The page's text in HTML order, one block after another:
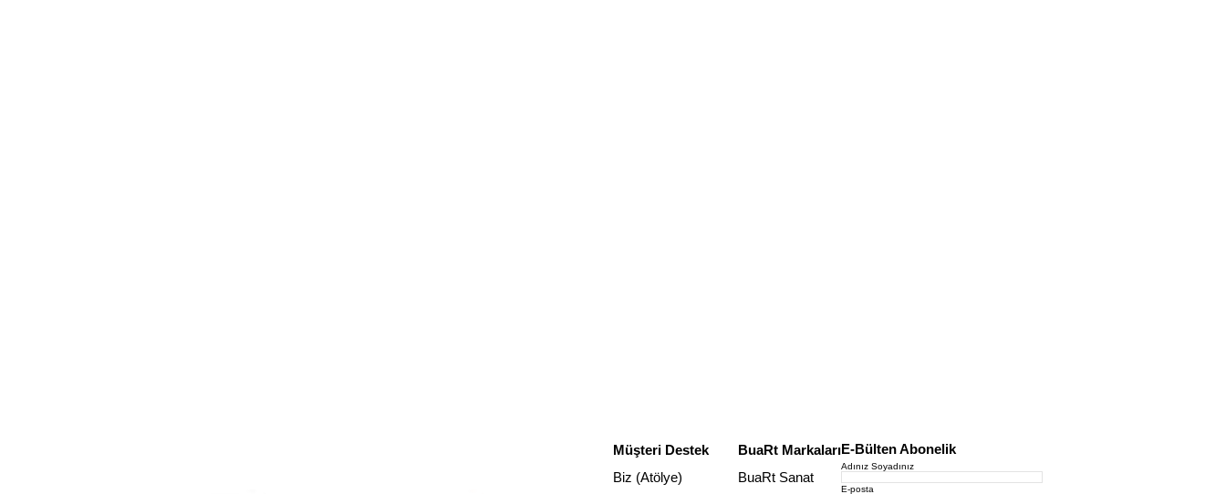
Müşteri Destek
Biz (Atölye)
BuaRt Markaları
BuaRt Sanat
E-Bülten Abonelik
Adınız Soyadınız
E-posta